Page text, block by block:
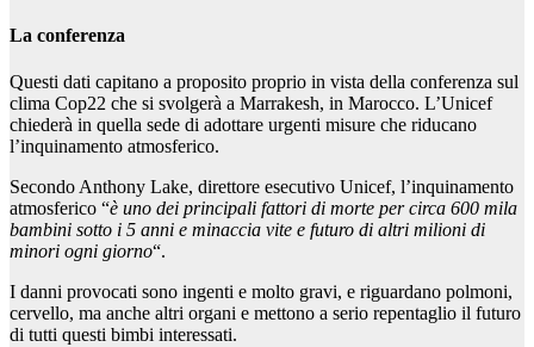
La conferenza
Questi dati capitano a proposito proprio in vista della conferenza sul
clima Cop22 che si svolgerà a Marrakesh, in Marocco. L’Unicef
chiederà in quella sede di adottare urgenti misure che riducano
l’inquinamento atmosferico.
Secondo Anthony Lake, direttore esecutivo Unicef, l’inquinamento
atmosferico “è uno dei principali fattori di morte per circa 600 mila
bambini sotto i 5 anni e minaccia vite e futuro di altri milioni di
minori ogni giorno“.
I danni provocati sono ingenti e molto gravi, e riguardano polmoni,
cervello, ma anche altri organi e mettono a serio repentaglio il futuro
di tutti questi bimbi interessati.